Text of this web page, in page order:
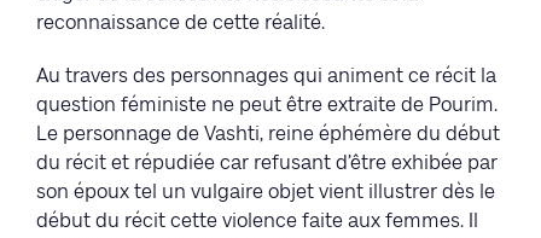
reconnaissance de cette réalité.
Au travers des personnages qui animent ce récit la
question féministe ne peut être extraite de Pourim.
Le personnage de Vashti, reine éphémère du début
du récit et répudiée car refusant d’être exhibée par
son époux tel un vulgaire objet vient illustrer dès le
début du récit cette violence faite aux femmes. Il